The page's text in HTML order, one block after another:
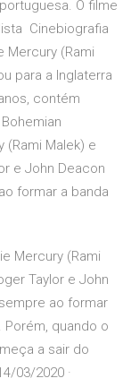
O filme
Cinebiografia
Mercury (Rami
para a Inglaterra
contém
(Rami Malek) e
e John Deacon
formar a banda
Mercury (Rami
Taylor e John
ao formar
Porém, quando o
a sair do
03/2020 ·